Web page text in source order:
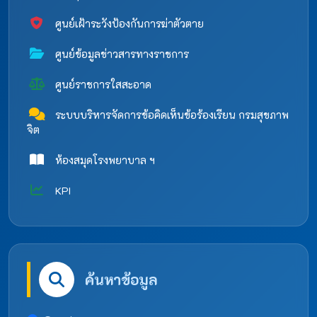
ศูนย์เฝ้าระวังป้องกันการฆ่าตัวตาย
ศูนย์ข้อมูลข่าวสารทางราชการ
ศูนย์ราชการใสสะอาด
ระบบบริหารจัดการข้อคิดเห็นข้อร้องเรียน กรมสุขภาพ
จิต
ห้องสมุดโรงพยาบาล ฯ
KPI
ค้นหาข้อมูล